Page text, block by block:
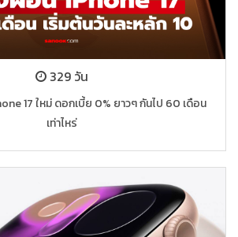
329 วัน
17 ใหม่ ดอกเบี้ย 0% ยาวๆ กันไป 60 เดือน
เท่าไหร่